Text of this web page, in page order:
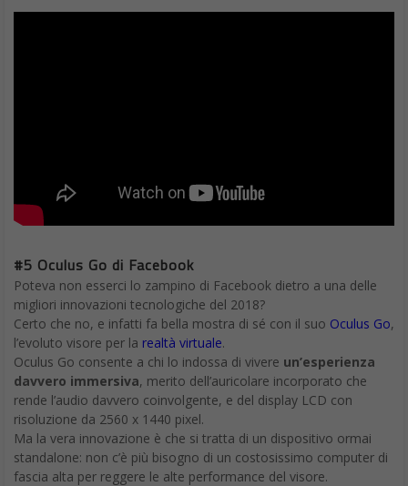
#5 Oculus Go di Facebook
Poteva non esserci lo zampino di Facebook dietro a una delle
migliori innovazioni tecnologiche del 2018?
Certo che no, e infatti fa bella mostra di sé con il suo Oculus Go,
l’evoluto visore per la realtà virtuale.
Oculus Go consente a chi lo indossa di vivere un’esperienza
davvero immersiva, merito dell’auricolare incorporato che
rende l’audio davvero coinvolgente, e del display LCD con
risoluzione da 2560 x 1440 pixel.
Ma la vera innovazione è che si tratta di un dispositivo ormai
standalone: non c’è più bisogno di un costosissimo computer di
fascia alta per reggere le alte performance del visore.